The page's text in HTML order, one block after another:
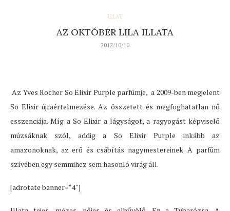
ILLAT
AZ OKTÓBER LILA ILLATA
2012/10/10
Az Yves Rocher So Elixir Purple parfümje, a 2009-ben megjelent
So Elixir újraértelmezése. Az összetett és megfoghatatlan nő
esszenciája. Míg a So Elixir a lágyságot, a ragyogást képviselő
múzsáknak szól, addig a So Elixir Purple inkább az
amazonoknak, az erő és csábítás nagymestereinek. A parfüm
szívében egy semmihez sem hasonló virág áll.
[adrotate banner=”4″]